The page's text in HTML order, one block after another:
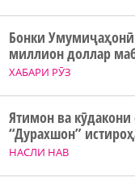
ХАБАРИ РӮЗ
Бонки Умумиҷаҳонӣ
миллион доллар
НАСЛИ НАВ
Ятимон ва
“Дурахшон”